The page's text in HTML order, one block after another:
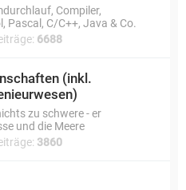
Compiler,
Pascal, C/C++, Java & Co.
6688
(inkl.
zu schwere - er
und die Meere
3860